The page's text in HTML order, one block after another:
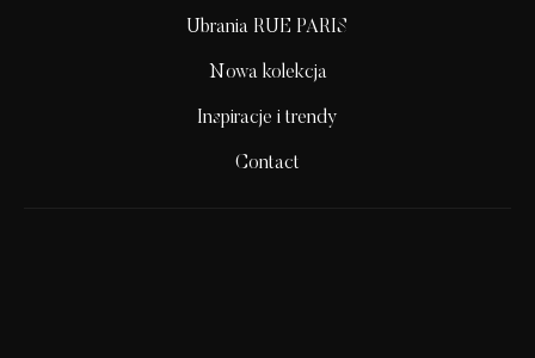
Ubrania RUE PARIS
Nowa kolekcja
Inspiracje i trendy
Contact